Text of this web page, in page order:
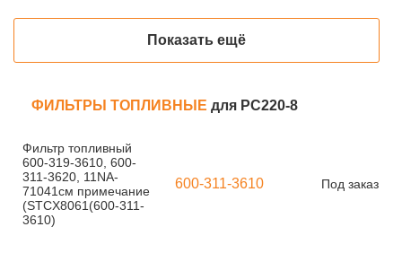
Показать ещё
ФИЛЬТРЫ ТОПЛИВНЫЕ для PC220-8
Фильтр топливный
600-319-3610, 600-
311-3620, 11NA-
71041см примечание
(STCX8061(600-311-
3610)
600-311-3610 Под заказ